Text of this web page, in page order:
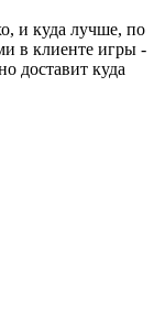
и куда лучше, по
в клиенте игры -
доставит куда